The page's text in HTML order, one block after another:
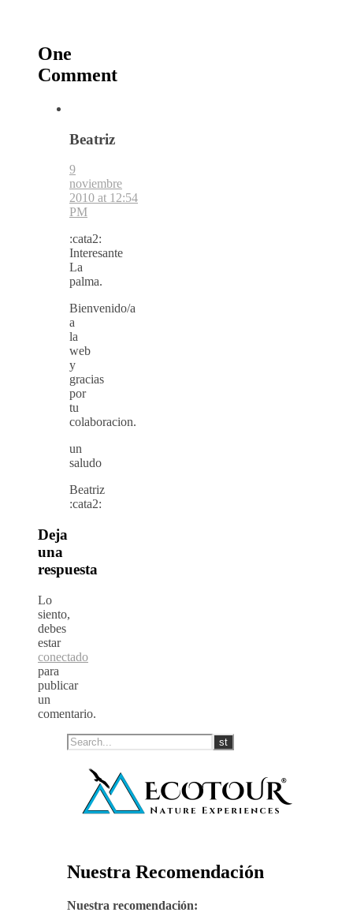
One
Comment
Beatriz
9
noviembre
2010 at 12:54
PM
:cata2:
Interesante
La
palma.
Bienvenido/a
a
la
web
y
gracias
por
tu
colaboracion.
un
saludo
Beatriz
:cata2:
Deja
una
respuesta
Lo
siento,
debes
estar
conectado
para
publicar
un
comentario.
Nuestra Recomendación
Nuestra recomendación: